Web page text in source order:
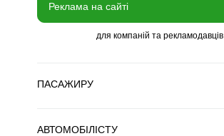
Реклама на сайті
для компаній та рекламодавців
ПАСАЖИРУ
АВТОМОБІЛІСТУ